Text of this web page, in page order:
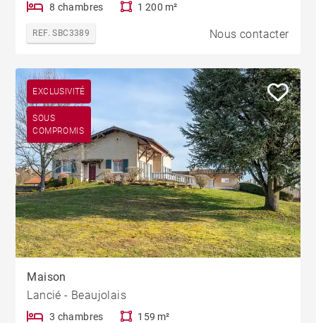
8 chambres 1 200 m²
REF. SBC3389 Nous contacter
EXCLUSIVITÉ
SOUS
COMPROMIS
Maison
Lancié - Beaujolais
3 chambres 159 m²